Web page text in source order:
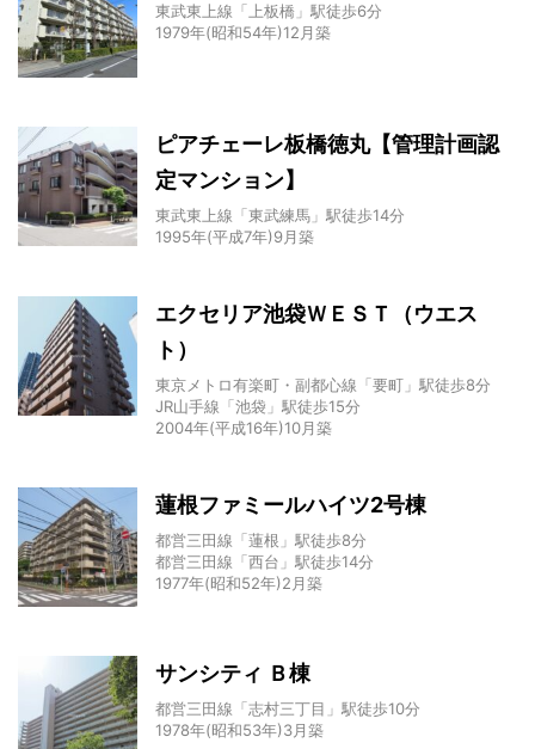
東武東上線「上板橋」駅徒歩6分
1979年(昭和54年)12月築
ピアチェーレ板橋徳丸【管理計画認
定マンション】
東武東上線「東武練馬」駅徒歩14分
1995年(平成7年)9月築
エクセリア池袋ＷＥＳＴ（ウエス
ト）
東京メトロ有楽町・副都心線「要町」駅徒歩8分
JR山手線「池袋」駅徒歩15分
2004年(平成16年)10月築
蓮根ファミールハイツ2号棟
都営三田線「蓮根」駅徒歩8分
都営三田線「西台」駅徒歩14分
1977年(昭和52年)2月築
サンシティ Ｂ棟
都営三田線「志村三丁目」駅徒歩10分
1978年(昭和53年)3月築